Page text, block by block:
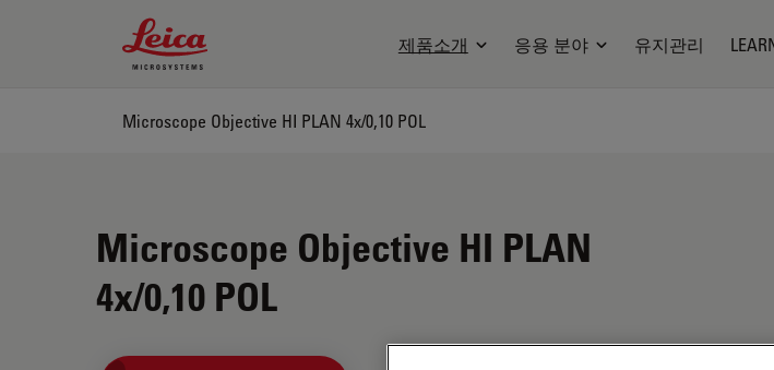
Leica Microsystems Logo
제품소개 응용 분야 유지관리
Microscope Objective HI PLAN 4x/0,10 POL
Microscope Objective HI PLAN
4x/0,10 POL